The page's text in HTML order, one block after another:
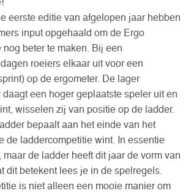
eerste editie van afgelopen jaar hebben
input opgehaald om de Ergo
nog beter te maken. Bij een
roeiers elkaar uit voor een
op de ergometer. De lager
een hoger geplaatste speler uit en
wisselen zij van positie op de ladder.
bepaalt aan het einde van het
de laddercompetitie wint. In essentie
maar de ladder heeft dit jaar de vorm van
dit betekent lees je in de spelregels.
is niet alleen een mooie manier om